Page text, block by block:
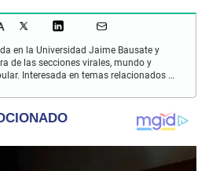
en la Universidad Jaime Bausate y
de las secciones virales, mundo y
Interesada en temas relacionados a